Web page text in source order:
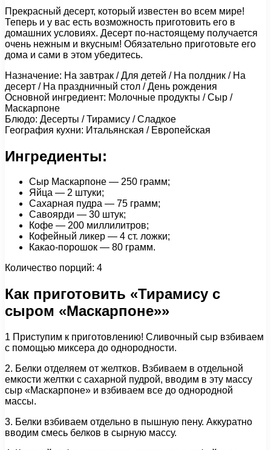
Прекрасный десерт, который известен во всем мире!
Теперь и у вас есть возможность приготовить его в
домашних условиях. Десерт по-настоящему получается
очень нежным и вкусным! Обязательно приготовьте его
дома и сами в этом убедитесь.
Назначение: На завтрак / Для детей / На полдник / На
десерт / На праздничный стол / День рождения
Основной ингредиент: Молочные продукты / Сыр /
Маскарпоне
Блюдо: Десерты / Тирамису / Сладкое
География кухни: Итальянская / Европейская
Ингредиенты:
Сыр Маскарпоне — 250 грамм;
Яйца — 2 штуки;
Сахарная пудра — 75 грамм;
Савоярди — 30 штук;
Кофе — 200 миллилитров;
Кофейный ликер — 4 ст. ложки;
Какао-порошок — 80 грамм.
Количество порций: 4
Как приготовить «Тирамису с
сыром «Маскарпоне»»
1 Приступим к приготовлению! Сливочный сыр взбиваем
с помощью миксера до однородности.
2. Белки отделяем от желтков. Взбиваем в отдельной
емкости желтки с сахарной пудрой, вводим в эту массу
сыр «Маскарпоне» и взбиваем все до однородной
массы.
3. Белки взбиваем отдельно в пышную пену. Аккуратно
вводим смесь белков в сырную массу.